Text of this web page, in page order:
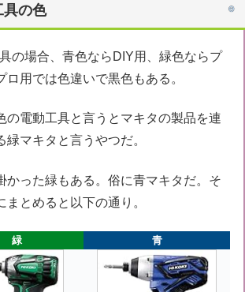
具の色
の場合、青色ならDIY用、緑色ならプ
ロ用では色違いで黒色もある。
の電動工具と言うとマキタの製品を連
緑マキタと言うやつだ。
かった緑もある。俗に青マキタだ。そ
まとめると以下の通り。
緑 青